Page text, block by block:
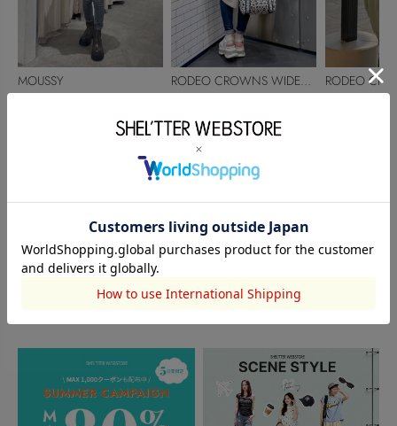
MOUSSY
RODEO CROWNS WIDE
160cm
RODEO
このアイテムを見た人がチェックしている商品
閲覧中カテゴリーのランキング
TOPICS